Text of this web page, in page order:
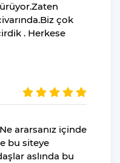
çok
. Herkese
ararsanız içinde
bu siteye
aslında bu